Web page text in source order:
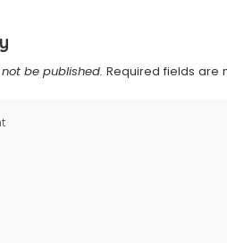
be published. Required fields are